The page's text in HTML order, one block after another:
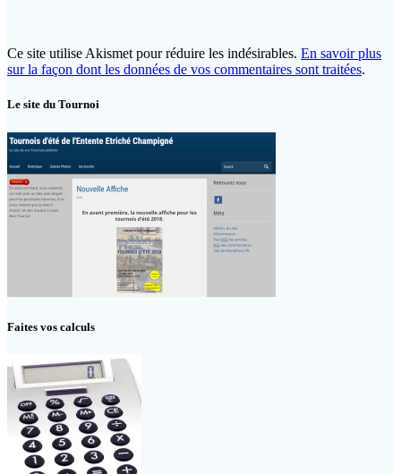
Ce site utilise Akismet pour réduire les indésirables. En savoir plus
sur la façon dont les données de vos commentaires sont traitées.
Le site du Tournoi
Faites vos calculs